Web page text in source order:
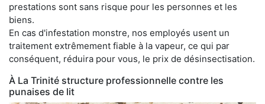
prestations sont sans risque pour les personnes et les
biens.
En cas d'infestation monstre, nos employés usent un
traitement extrêmement fiable à la vapeur, ce qui par
conséquent, réduira pour vous, le prix de désinsectisation.
À La Trinité structure professionnelle contre les
punaises de lit